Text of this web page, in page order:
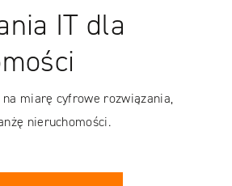
IT dla
miarę cyfrowe rozwiązania,
nieruchomości.